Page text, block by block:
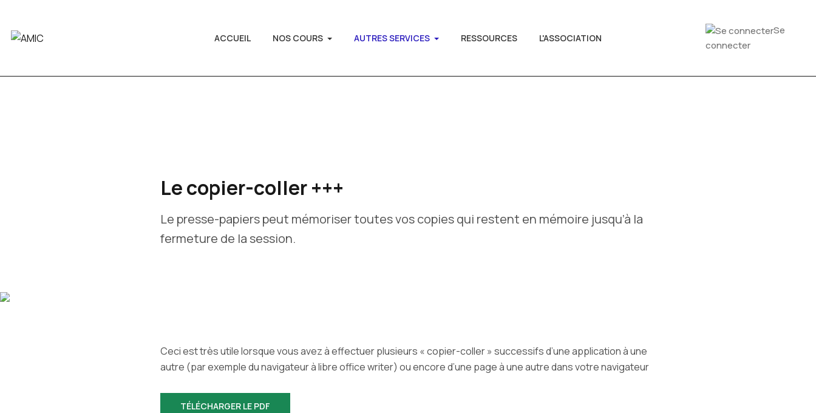
ACCUEIL NOS COURS AUTRES SERVICES RESSOURCES L'ASSOCIATION
Se
connecter
Le copier-coller +++
Le presse-papiers peut mémoriser toutes vos copies qui restent en mémoire jusqu’à la
fermeture de la session.
Ceci est très utile lorsque vous avez à effectuer plusieurs « copier-coller » successifs d’une application à une
autre (par exemple du navigateur à libre office writer) ou encore d’une page à une autre dans votre navigateur
TÉLÉCHARGER LE PDF